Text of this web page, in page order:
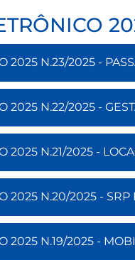
2025 N.23/2025 -
2025 N.22/2025 -
2025 N.21/2025 -
2025 N.20/2025 -
2025 N.19/2025 -